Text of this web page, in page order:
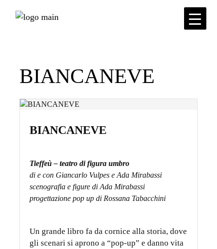
BIANCANEVE
BIANCANEVE
Tieffeù – teatro di figura umbro
di e con Giancarlo Vulpes e Ada Mirabassi
scenografia e figure di Ada Mirabassi
progettazione pop up di Rossana Tabacchini
Un grande libro fa da cornice alla storia, dove
gli scenari si aprono a “pop-up” e danno vita